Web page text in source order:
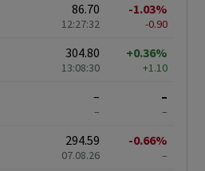
86.70
12:27:32
-1.03%
-0.90
304.80
13:08:30
+0.36%
+1.10
–
–
–
–
294.59
07.08.26
-0.66%
–